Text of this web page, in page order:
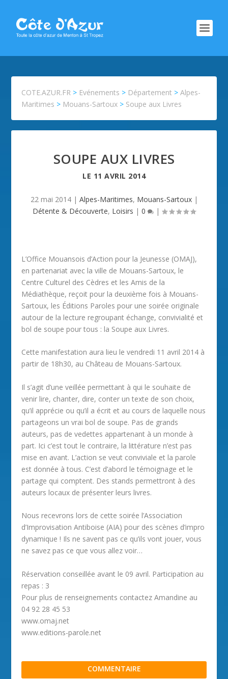
COTE.AZUR.FR > Evénements > Département >Alpes-
Maritimes > Mouans-Sartoux > Soupe aux Livres
SOUPE AUX LIVRES
LE 11 AVRIL 2014
22 mai 2014| Alpes-Maritimes, Mouans-Sartoux|
Détente & Découverte, Loisirs | 0 |
L’Office Mouansois d’Action pour la Jeunesse (OMAJ),
en partenariat avec la ville de Mouans-Sartoux, le
Centre Culturel des Cèdres et les Amis de la
Médiathèque, reçoit pour la deuxième fois à Mouans-
Sartoux, les Éditions Paroles pour une soirée originale
autour de la lecture regroupant échange, convivialité et
bol de soupe pour tous : la Soupe aux Livres.
Cette manifestation aura lieu le vendredi 11 avril 2014 à
partir de 18h30, au Château de Mouans-Sartoux.
Il s’agit d’une veillée permettant à qui le souhaite de
venir lire, chanter, dire, conter un texte de son choix,
qu’il apprécie ou qu’il a écrit et au cours de laquelle nous
partageons un vrai bol de soupe. Pas de grands
auteurs, pas de vedettes appartenant à un monde à
part. Ici c’est tout le contraire, la littérature n’est pas
mise en avant. L’action se veut conviviale et la parole
est donnée à tous. C’est d’abord le témoignage et le
partage qui comptent. Des stands permettront à des
auteurs locaux de présenter leurs livres.
Nous recevrons lors de cette soirée l’Association
d’Improvisation Antiboise (AIA) pour des scènes d’impro
dynamique ! Ils ne savent pas ce qu’ils vont jouer, vous
ne savez pas ce que vous allez voir…
Réservation conseillée avant le 09 avril. Participation au
repas : 3
Pour plus de renseignements contactez Amandine au
04 92 28 45 53
www.omaj.net
www.editions-parole.net
COMMENTAIRE